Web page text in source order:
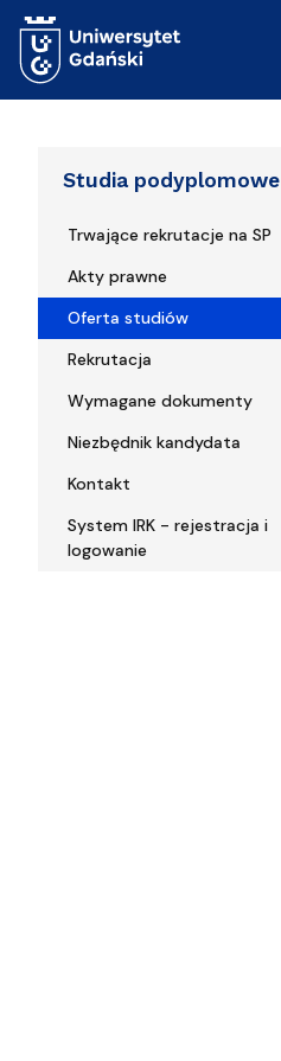
Studia podyplomowe
Trwające rekrutacje na SP
Akty prawne
Oferta studiów
Rekrutacja
Wymagane dokumenty
Niezbędnik kandydata
Kontakt
System IRK - rejestracja i
logowanie